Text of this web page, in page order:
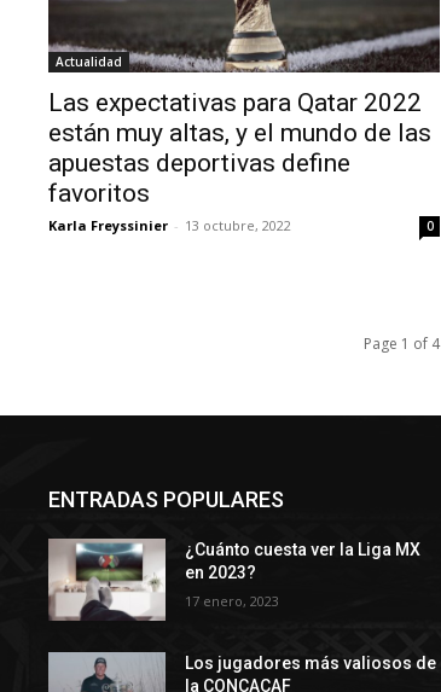
Actualidad
Las expectativas para Qatar 2022
están muy altas, y el mundo de las
apuestas deportivas define
favoritos
Karla Freyssinier - 13 octubre, 2022 0
Page 1 of 4
ENTRADAS POPULARES
¿Cuánto cuesta ver la Liga MX
en 2023?
17 enero, 2023
Los jugadores más valiosos de
la CONCACAF